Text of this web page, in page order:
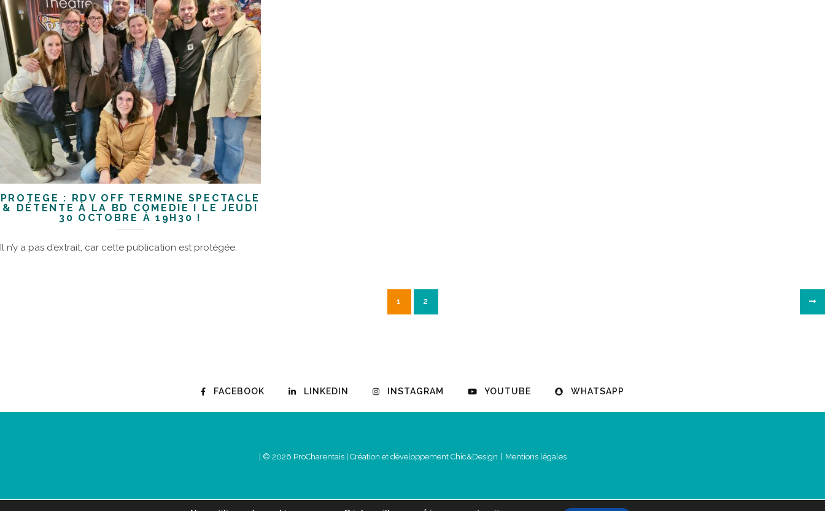
PROTÉGÉ : RDV OFF TERMINÉ SPECTACLE
& DÉTENTE À LA BD COMEDIE I LE JEUDI
30 OCTOBRE À 19H30 !
Il n’y a pas d’extrait, car cette publication est protégée.
1 2
FACEBOOK LINKEDIN INSTAGRAM YOUTUBE WHATSAPP
| © 2026 ProCharentais | Création et développement Chic&Design Mentions légales